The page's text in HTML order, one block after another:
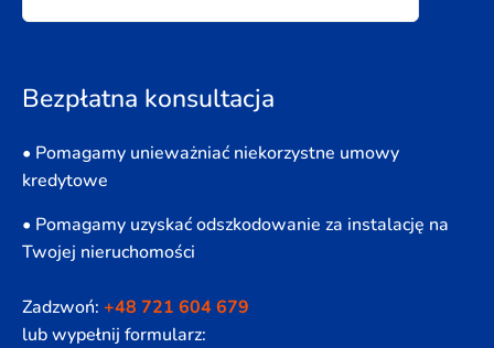
Bezpłatna konsultacja
• Pomagamy unieważniać niekorzystne umowy
kredytowe
• Pomagamy uzyskać odszkodowanie za instalację na
Twojej nieruchomości
Zadzwoń: +48 721 604 679
lub wypełnij formularz: